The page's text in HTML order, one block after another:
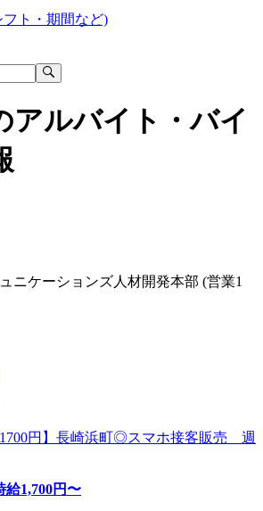
ト・期間など)
アルバイト・バイ
ニケーションズ人材開発本部 (営業1
円】長崎浜町◎スマホ接客販売 週
給1,700円〜